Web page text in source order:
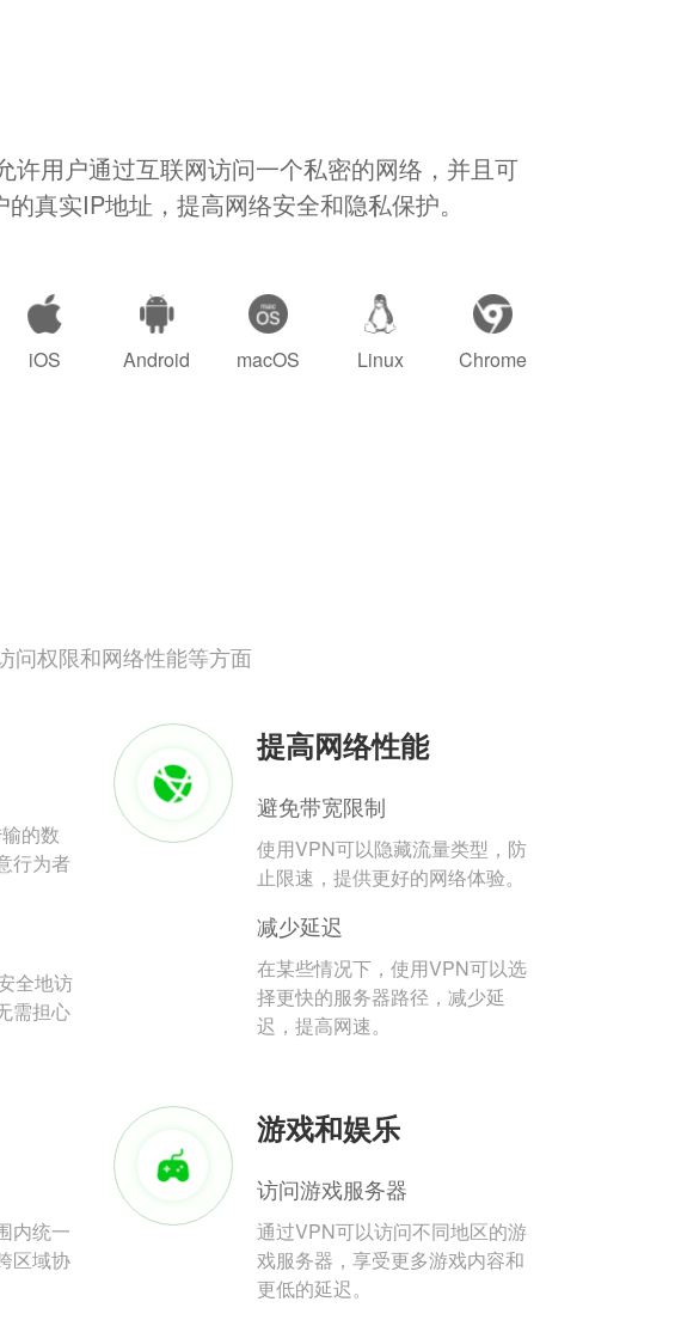
许用户通过互联网访问一个私密的网络，并且可
真实IP地址，提高网络安全和隐私保护。
iOS Android macOS Linux Chrome
问权限和网络性能等方面
的数
行为者
全地访
需担心
提高网络性能
避免带宽限制
使用VPN可以隐藏流量类型，防
止限速，提供更好的网络体验。
减少延迟
在某些情况下，使用VPN可以选
择更快的服务器路径，减少延
迟，提高网速。
内统一
区域协
游戏和娱乐
访问游戏服务器
通过VPN可以访问不同地区的游
戏服务器，享受更多游戏内容和
更低的延迟。